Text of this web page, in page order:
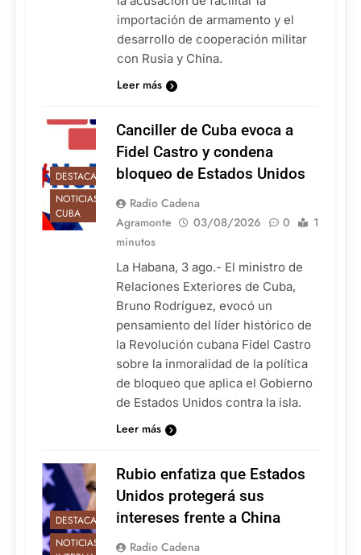
importación de armamento y el
desarrollo de cooperación militar
con Rusia y China.
Leer más
DESTACADAS
NOTICIAS DE
CUBA
Canciller de Cuba evoca a
Fidel Castro y condena
bloqueo de Estados Unidos
Radio Cadena
Agramonte
03/08/2026 0
1
minutos
La Habana, 3 ago.- El ministro de
Relaciones Exteriores de Cuba,
Bruno Rodríguez, evocó un
pensamiento del líder histórico de
la Revolución cubana Fidel Castro
sobre la inmoralidad de la política
de bloqueo que aplica el Gobierno
de Estados Unidos contra la isla.
Leer más
DESTACADAS
NOTICIAS
Rubio enfatiza que Estados
Unidos protegerá sus
intereses frente a China
Radio Cadena